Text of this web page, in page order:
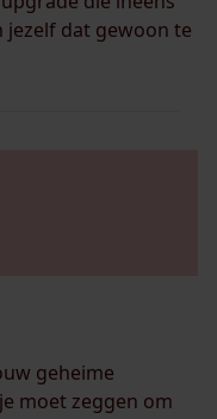
jezelf dat gewoon te
geheime
moet zeggen om